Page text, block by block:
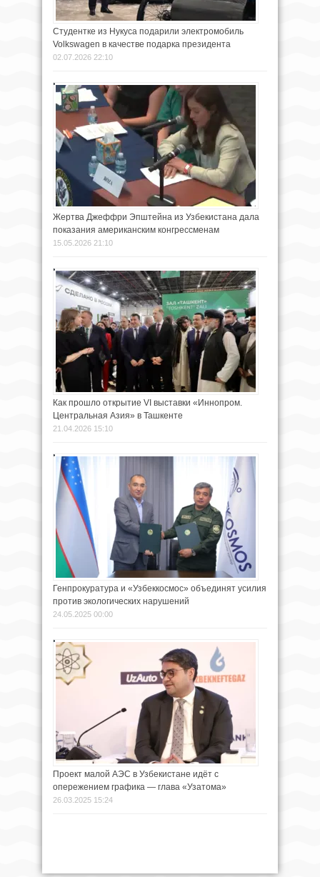
Студентке из Нукуса подарили электромобиль
Volkswagen в качестве подарка президента
02.07.2026 22:10
Жертва Джеффри Эпштейна из Узбекистана дала
показания американским конгрессменам
15.05.2026 21:10
Как прошло открытие VI выставки «Иннопром.
Центральная Азия» в Ташкенте
21.04.2026 15:10
Генпрокуратура и «Узбеккосмос» объединят усилия
против экологических нарушений
24.05.2025 00:00
Проект малой АЭС в Узбекистане идёт с
опережением графика — глава «Узатома»
26.03.2025 15:24